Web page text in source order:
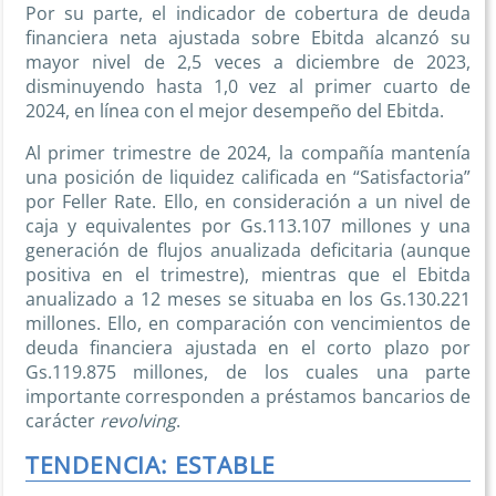
Por su parte, el indicador de cobertura de deuda
financiera neta ajustada sobre Ebitda alcanzó su
mayor nivel de 2,5 veces a diciembre de 2023,
disminuyendo hasta 1,0 vez al primer cuarto de
2024, en línea con el mejor desempeño del Ebitda.
Al primer trimestre de 2024, la compañía mantenía
una posición de liquidez calificada en “Satisfactoria”
por Feller Rate. Ello, en consideración a un nivel de
caja y equivalentes por Gs.113.107 millones y una
generación de flujos anualizada deficitaria (aunque
positiva en el trimestre), mientras que el Ebitda
anualizado a 12 meses se situaba en los Gs.130.221
millones. Ello, en comparación con vencimientos de
deuda financiera ajustada en el corto plazo por
Gs.119.875 millones, de los cuales una parte
importante corresponden a préstamos bancarios de
carácter revolving.
TENDENCIA: ESTABLE